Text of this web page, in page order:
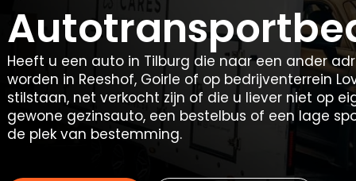
Heeft u een auto in Tilburg die naar een ander
worden in Reeshof, Goirle of op bedrijventerrein
stilstaan, net verkocht zijn of die u liever niet op
gewone gezinsauto, een bestelbus of een lage
de plek van bestemming.